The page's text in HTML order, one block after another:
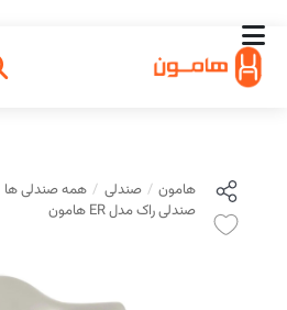
هامون صندلی همه صندلی ها
صندلی راک مدل ER هامون